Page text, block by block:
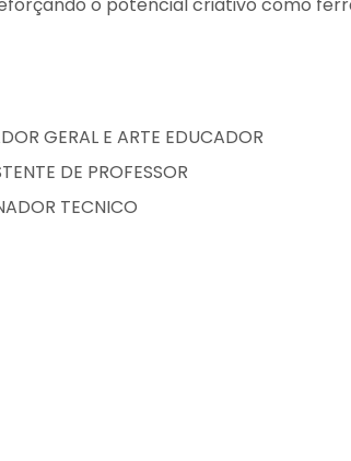
GERAL E ARTE EDUCADOR
DE PROFESSOR
TECNICO